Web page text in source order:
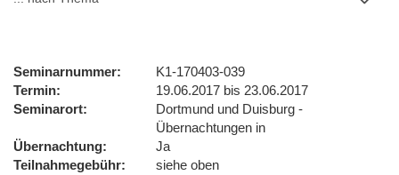
Seminarnummer
K1-170403-039
Termin
19.06.2017 bis 23.06.2017
Seminarort
Dortmund und Duisburg -
Übernachtungen in
Übernachtung
Ja
Teilnahmegebühr
siehe oben